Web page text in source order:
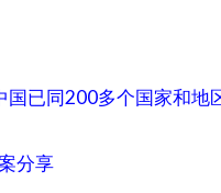
已同200多个国家和地
分享